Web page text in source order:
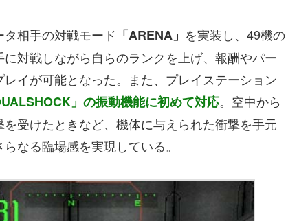
相手の対戦モード 「ARENA」 を実装し、49機の
対戦しながら自らのランクを上げ、報酬やパー
イが可能となった。また、プレイステーション
」の振動機能に初めて対応。空中から
受けたときなど、機体に与えられた衝撃を手元
なる臨場感を実現している。